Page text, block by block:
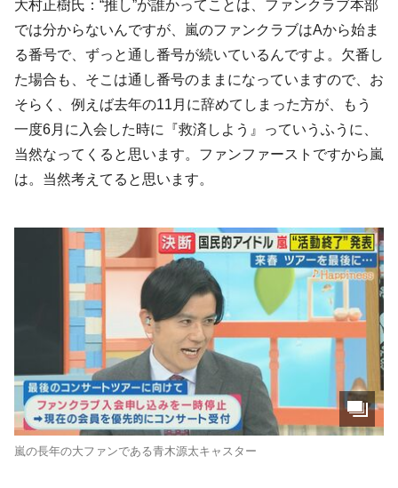
大村正樹氏：“推し”が誰かってことは、ファンクラブ本部
では分からないんですが、嵐のファンクラブはAから始ま
る番号で、ずっと通し番号が続いているんですよ。欠番し
た場合も、そこは通し番号のままになっていますので、お
そらく、例えば去年の11月に辞めてしまった方が、もう
一度6月に入会した時に『救済しよう』っていうふうに、
当然なってくると思います。ファンファーストですから嵐
は。当然考えてると思います。
嵐の長年の大ファンである青木源太キャスター